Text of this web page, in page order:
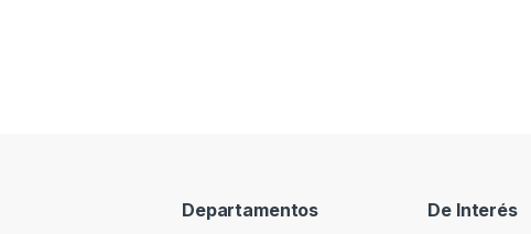
Departamentos De Interés